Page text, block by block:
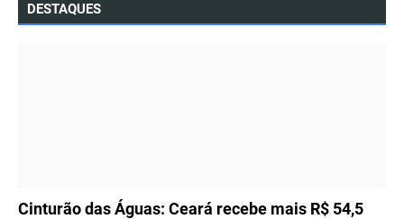
DESTAQUES
ÚLTIMAS NOTÍCIAS
Cinturão das Águas: Ceará recebe mais R$ 54,5